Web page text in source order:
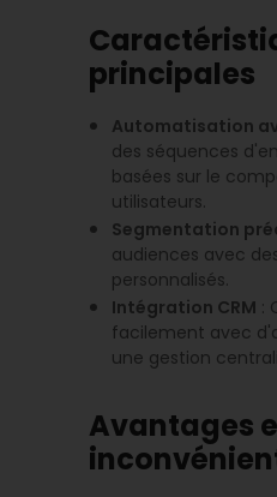
principales
Automatisation
des séquences
basées sur le
utilisateurs.
Segmentation
audiences avec
personnalisés.
Intégration CRM :
facilement avec
une gestion
Avantages